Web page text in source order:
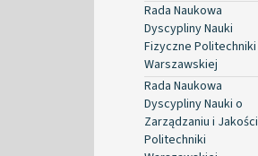
Rada Naukowa
Dyscypliny Nauki
Fizyczne Politechniki
Warszawskiej
Rada Naukowa
Dyscypliny Nauki o
Zarządzaniu i Jakości
Politechniki